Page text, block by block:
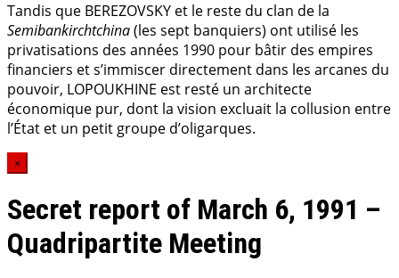
Tandis que BEREZOVSKY et le reste du clan de la
Semibankirchtchina(les sept banquiers) ont utilisé les
privatisations des années 1990 pour bâtir des empires
financiers et s’immiscer directement dans les arcanes du
pouvoir, LOPOUKHINE est resté un architecte
économique pur, dont la vision excluait la collusion entre
l’État et un petit groupe d’oligarques.
×
Secret report of March 6, 1991 –
Quadripartite Meeting